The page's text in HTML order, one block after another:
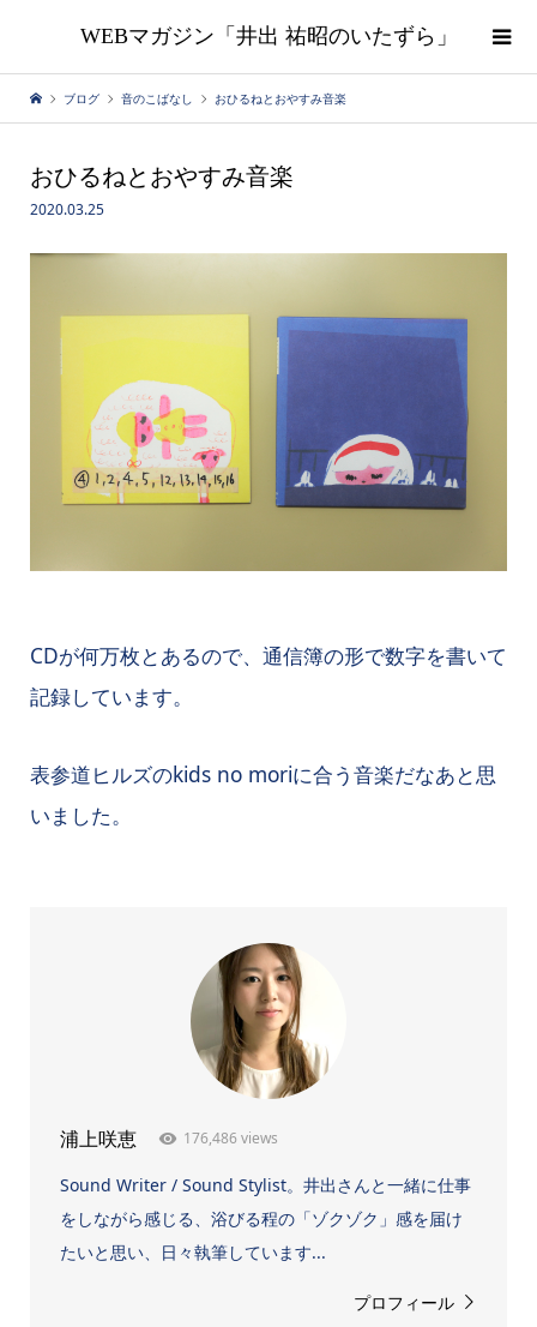
WEBマガジン「井出 祐昭のいたずら」
ブログ 音のこばなし おひるねとおやすみ音楽
おひるねとおやすみ音楽
2020.03.25
CDが何万枚とあるので、通信簿の形で数字を書いて
記録しています。
表参道ヒルズのkids no moriに合う音楽だなあと思
いました。
浦上咲恵 176,486 views
Sound Writer / Sound Stylist。井出さんと一緒に仕事
をしながら感じる、浴びる程の「ゾクゾク」感を届け
たいと思い、日々執筆しています...
プロフィール